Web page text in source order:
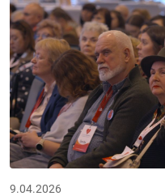
9.04.2026